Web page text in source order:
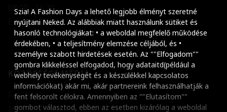
Szia! A Fashion Days a lehető legjobb élményt szeretné
nyújtani Neked. Az alábbiak miatt használunk sütiket és
hasonló technológiákat: • a weboldal megfelelő működése
érdekében, • a teljesítmény elemzése céljából, és •
személyre szabott hirdetések esetén. Az ""Elfogadom""
gombra klikkeléssel elfogadod, hogy adataitd(például a
webhely tevékenységét és a készülékkel kapcsolatos
információkat) akár mi, akár partnereink felhasználhatják a
fent felsorolt célokra. Amennyiben az ""Elutasítom""
gombot választod, ebben az esetben kizárólag a weboldal
08:00 - 16:30
E-mail küldése
KÖZÖSSÉGI MÉDIA
Facebook
Instagram
Szöveg méretének
Szóköz növelése
Szóköz csökkentése
Sortávolság
Sortávolság